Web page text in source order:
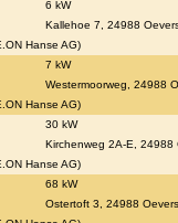
6 kW
Kallehoe 7, 24988
Hanse AG)
7 kW
Westermoorweg, 24988
Hanse AG)
30 kW
Kirchenweg 2A-E, 24988
Hanse AG)
68 kW
Ostertoft 3, 24988